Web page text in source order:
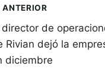
ANTERIOR
director de
Rivian dejó la
diciembre